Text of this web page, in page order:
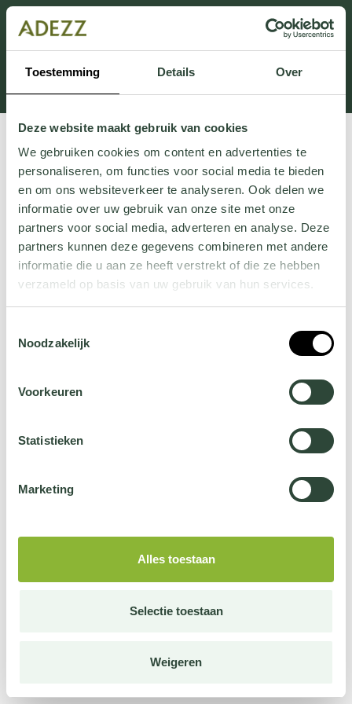
Toestemming Details Over
Deze website maakt gebruik van cookies
We gebruiken cookies om content en advertenties te
personaliseren, om functies voor social media te bieden
en om ons websiteverkeer te analyseren. Ook delen we
informatie over uw gebruik van onze site met onze
partners voor social media, adverteren en analyse. Deze
partners kunnen deze gegevens combineren met andere
informatie die u aan ze heeft verstrekt of die ze hebben
verzameld op basis van uw gebruik van hun services.
jehier.
Noodzakelijk
Voorkeuren
Statistieken
Marketing
Alles toestaan
Selectie toestaan
Weigeren
Cette section est actuellement en maintenance.
Si vous manquez des informations, vous pouvez nous
appeler au +31 413 395 295 ou nous envoyer un e-